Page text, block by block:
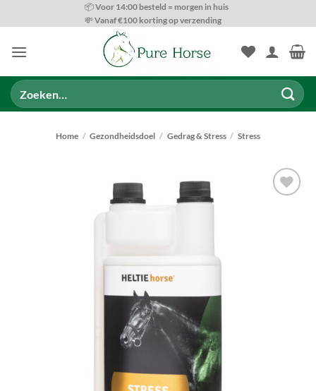
naar
📦 Voor 14:00 besteld = morgen in huis
💸 Vanaf €100 korting op verzending
Zoeken
naar:
Home / Gezondheidsdoel / Gedrag & Stress / Stress